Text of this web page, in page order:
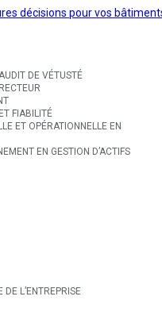
DE VÉTUSTÉ
FIABILITÉ
ET OPÉRATIONNELLE EN
EN GESTION D’ACTIFS
L’ENTREPRISE